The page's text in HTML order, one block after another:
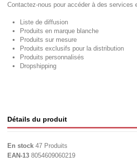
Contactez-nous pour accéder à des services
Liste de diffusion
Produits en marque blanche
Produits sur mesure
Produits exclusifs pour la distribution
Produits personnalisés
Dropshipping
Détails du produit
En stock 47 Produits
EAN-13 8054609060219